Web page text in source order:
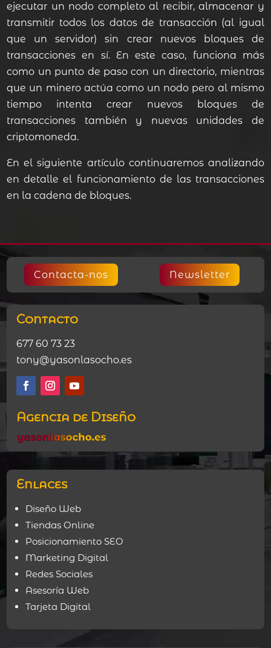
ejecutar un nodo completo al recibir, almacenar y
transmitir todos los datos de transacción (al igual
que un servidor) sin crear nuevos bloques de
transacciones en sí. En este caso, funciona más
como un punto de paso con un directorio, mientras
que un minero actúa como un nodo pero al mismo
tiempo intenta crear nuevos bloques de
transacciones también y nuevas unidades de
criptomoneda.
En el siguiente artículo continuaremos analizando
en detalle el funcionamiento de las transacciones
en la cadena de bloques.
Contacta-nos Newsletter
Contacto
677 60 73 23
tony@yasonlasocho.es
Agencia de Diseño
Enlaces
Diseño Web
Tiendas Online
Posicionamiento SEO
Marketing Digital
Redes Sociales
Asesoría Web
Tarjeta Digital